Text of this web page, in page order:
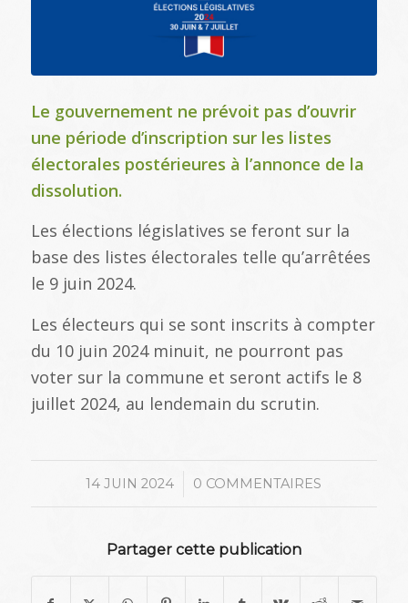
Le gouvernement ne prévoit pas d’ouvrir
une période d’inscription sur les listes
électorales postérieures à l’annonce de la
dissolution.
Les élections législatives se feront sur la
base des listes électorales telle qu’arrêtées
le 9 juin 2024.
Les électeurs qui se sont inscrits à compter
du 10 juin 2024 minuit, ne pourront pas
voter sur la commune et seront actifs le 8
juillet 2024, au lendemain du scrutin.
14 JUIN 2024
/ 0 COMMENTAIRES
Partager cette publication